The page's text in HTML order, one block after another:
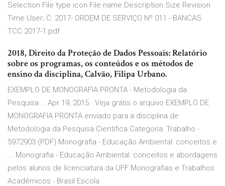
Selection File type icon File name Description Size Revision
Time User; Ċ: 2017- ORDEM DE SERVIÇO Nº 011 - BANCAS
TCC 2017-1.pdf
2018, Direito da Proteção de Dados Pessoais: Relatório
sobre os programas, os conteúdos e os métodos de
ensino da disciplina, Calvão, Filipa Urbano.
EXEMPLO DE MONOGRAFIA PRONTA - Metodologia da
Pesquisa … Apr 19, 2015 · Veja grátis o arquivo EXEMPLO DE
MONOGRAFIA PRONTA enviado para a disciplina de
Metodologia da Pesquisa Científica Categoria: Trabalho -
5972903 (PDF) Monografia - Educação Ambiental: conceitos e
... Monografia - Educação Ambiental: conceitos e abordagens
pelos alunos de licenciatura da UFF Monografias e Trabalhos
Acadêmicos - Brasil Escola